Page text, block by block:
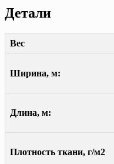
Детали
Вес
Ширина, м:
Длина, м:
Плотность ткани, г/м2